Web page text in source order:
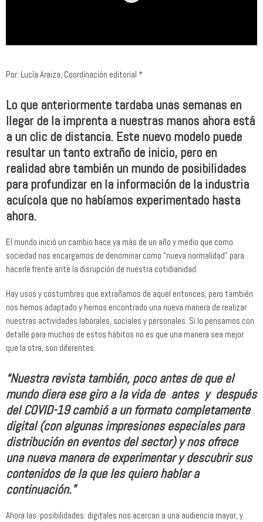
Por: Lucía Araiza, Coordinación editorial *
Lo que anteriormente tardaba unas semanas en
llegar de la imprenta a nuestras manos ahora está
a un clic de distancia. Este nuevo modelo puede
resultar un tanto extraño de inicio, pero en
realidad abre también un mundo de posibilidades
para profundizar en la información de la industria
acuícola que no habíamos experimentado hasta
ahora.
El mundo inició un cambio hace ya más de un año y medio que como
sociedad nos encargamos de denominar como “nueva normalidad” para
hacerle frente ante la disrupción de nuestra cotidianidad.
Hay usos y costumbres que extrañamos de aquel entonces, pero también
nos hemos adaptado y hemos encontrado una nueva manera de realizar
nuestras actividades laborales, sociales y personales. Si lo pensamos con
detalle para muchos de estos hábitos no es que una manera sea mejor
que la otra, son diferentes.
“Nuestra revista también, poco antes de que el
mundo diera ese giro a la vida de antes y después
del COVID-19 cambió a un formato completamente
digital (con algunas impresiones especiales para
distribución en eventos del sector) y nos ofrece
una nueva manera de experimentar y descubrir sus
contenidos de la que les quiero hablar a
continuación.”
Ahora las posibilidades digitales nos acercan a una audiencia mayor, y